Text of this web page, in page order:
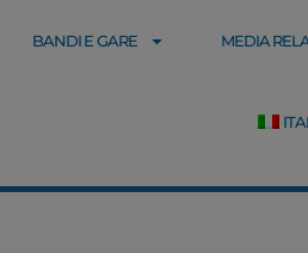
BANDI E GARE MEDIA